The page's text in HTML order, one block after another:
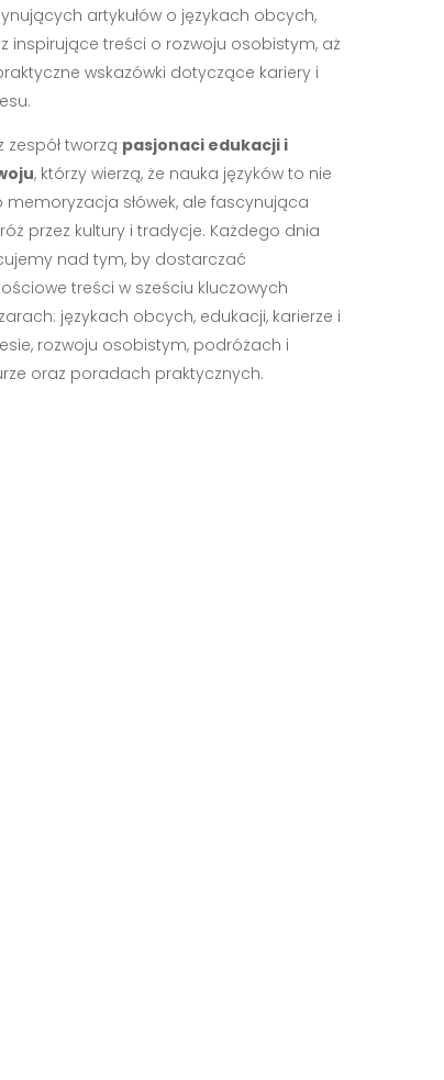
artykułów o językach obcych,
inspirujące treści o rozwoju osobistym, aż
wskazówki dotyczące kariery i
zespół tworzą pasjonaci edukacji i
, którzy wierzą, że nauka języków to nie
memoryzacja słówek, ale fascynująca
przez kultury i tradycje. Każdego dnia
nad tym, by dostarczać
treści w sześciu kluczowych
językach obcych, edukacji, karierze i
rozwoju osobistym, podróżach i
oraz poradach praktycznych.